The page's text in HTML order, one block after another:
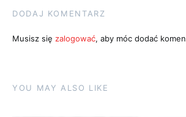
DODAJ KOMENTARZ
Musisz się zalogować, aby móc dodać
YOU MAY ALSO LIKE